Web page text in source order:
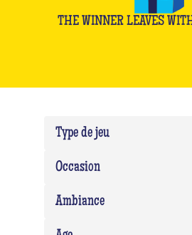
THE WINNER LEAVES
Type de jeu
Quiz
Occasion
Team building
Ambiance